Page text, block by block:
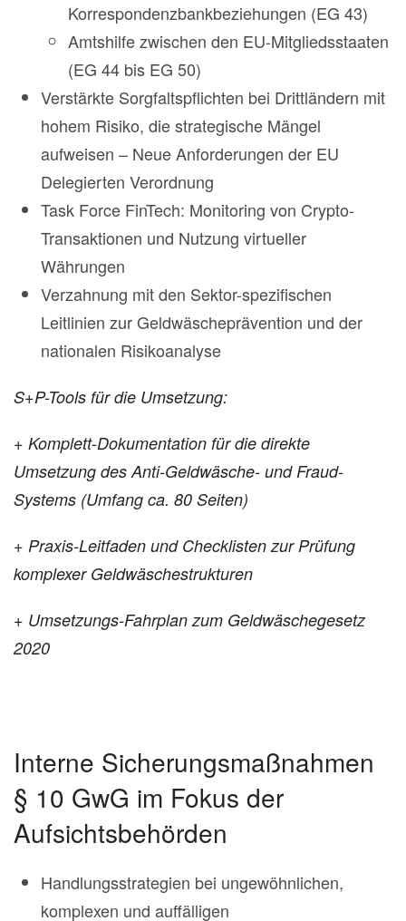
Korrespondenzbankbeziehungen (EG 43)
Amtshilfe zwischen den EU-Mitgliedsstaaten
(EG 44 bis EG 50)
Verstärkte Sorgfaltspflichten bei Drittländern mit
hohem Risiko, die strategische Mängel
aufweisen – Neue Anforderungen der EU
Delegierten Verordnung
Task Force FinTech: Monitoring von Crypto-
Transaktionen und Nutzung virtueller
Währungen
Verzahnung mit den Sektor-spezifischen
Leitlinien zur Geldwäscheprävention und der
nationalen Risikoanalyse
S+P-Tools für die Umsetzung:
+ Komplett-Dokumentation für die direkte
Umsetzung des Anti-Geldwäsche- und Fraud-
Systems (Umfang ca. 80 Seiten)
+ Praxis-Leitfaden und Checklisten zur Prüfung
komplexer Geldwäschestrukturen
+ Umsetzungs-Fahrplan zum Geldwäschegesetz
2020
Interne Sicherungsmaßnahmen
§ 10 GwG im Fokus der
Aufsichtsbehörden
Handlungsstrategien bei ungewöhnlichen,
komplexen und auffälligen